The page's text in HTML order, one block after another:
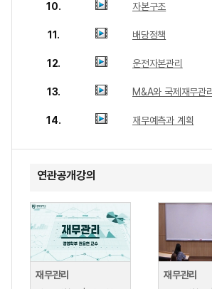
10. 자본구조
11. 배당정책
12. 운전자본관리
13. M&A와 국제재무관리
14. 재무예측과 계획
연관공개강의
재무관리
재무관리